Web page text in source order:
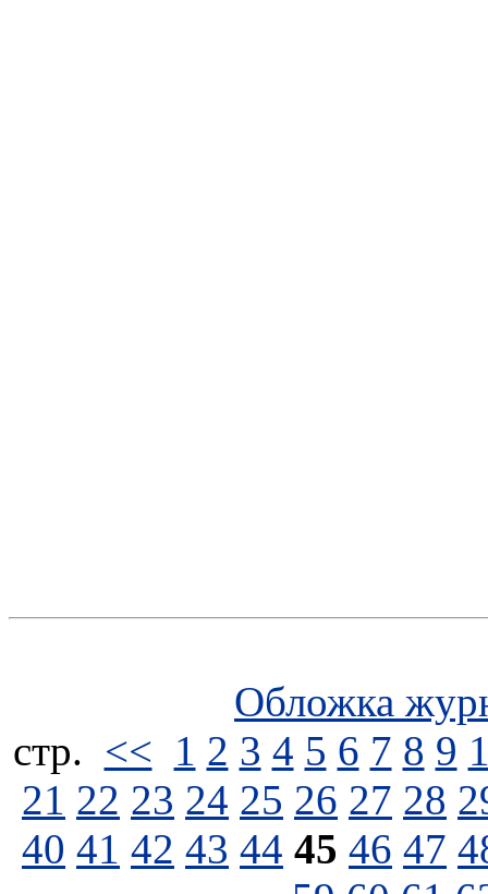
Обложка
стp. << 1 2 3 4 5 6 7 8 9
21 22 23 24 25 26 27 28
40 41 42 43 44 45 46 47